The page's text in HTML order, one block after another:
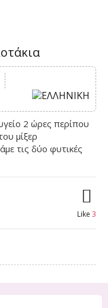
2 ώρες περίπου
μίξερ
τις δύο φυτικές
Like 3